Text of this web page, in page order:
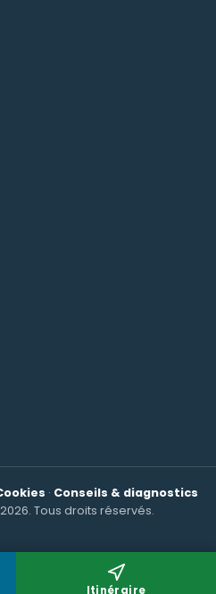
Tous droits réservés.
· Conseils & diagnostics
Itinéraire